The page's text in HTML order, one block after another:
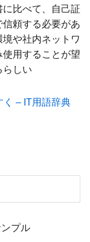
比べて、自己証
頼する必要があ
や社内ネットワ
用することが望
らしい
く – IT用語辞典
プル